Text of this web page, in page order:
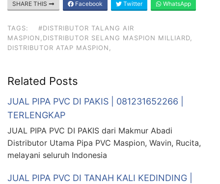
SHARE THIS Facebook Twitter WhatsApp
TAGS:
#DISTRIBUTOR TALANG AIR
MASPION,DISTRIBUTOR SELANG MASPION MILLIARD,
DISTRIBUTOR ATAP MASPION,
Related Posts
JUAL PIPA PVC DI PAKIS | 081231652266 |
TERLENGKAP
JUAL PIPA PVC DI PAKIS dari Makmur Abadi
Distributor Utama Pipa PVC Maspion, Wavin, Rucita,
melayani seluruh Indonesia
JUAL PIPA PVC DI TANAH KALI KEDINDING |